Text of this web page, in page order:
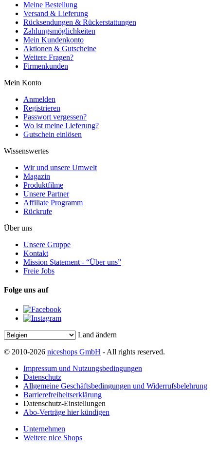
Meine Bestellung
Versand & Lieferung
Rücksendungen & Rückerstattungen
Zahlungsmöglichkeiten
Mein Kundenkonto
Aktionen & Gutscheine
Weitere Fragen?
Firmenkunden
Mein Konto
Anmelden
Registrieren
Passwort vergessen?
Wo ist meine Lieferung?
Gutschein einlösen
Wissenswertes
Wir und unsere Umwelt
Magazin
Produktfilme
Unsere Partner
Affiliate Programm
Rückrufe
Über uns
Unsere Gruppe
Kontakt
Mission Statement - “Über uns”
Freie Jobs
Folge uns auf
Land ändern
© 2010-2026 niceshops GmbH - All rights reserved.
Impressum und Nutzungsbedingungen
Datenschutz
Allgemeine Geschäftsbedingungen und Widerrufsbelehrung
Barrierefreiheitserklärung
Datenschutz-Einstellungen
Abo-Verträge hier kündigen
Unternehmen
Weitere nice Shops